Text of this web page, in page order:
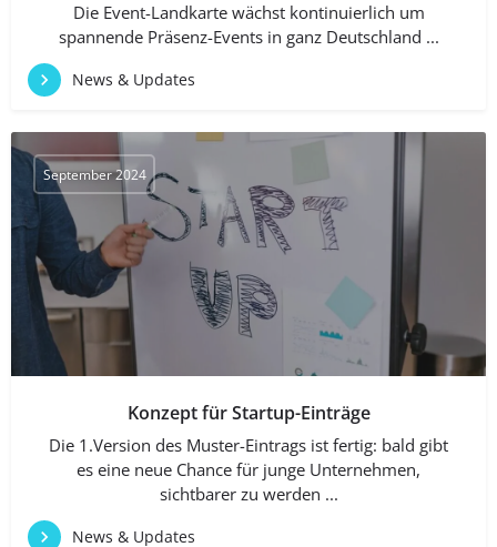
Die Event-Landkarte wächst kontinuierlich um
spannende Präsenz-Events in ganz Deutschland ...
News & Updates
September 2024
Konzept für Startup-Einträge
Die 1.Version des Muster-Eintrags ist fertig: bald gibt
es eine neue Chance für junge Unternehmen,
sichtbarer zu werden ...
News & Updates